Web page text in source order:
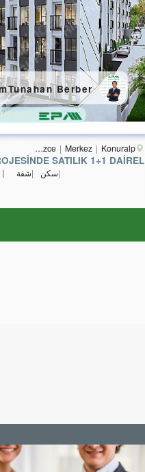
Düzce Merkez Konuralp
سكن شقة
Berber